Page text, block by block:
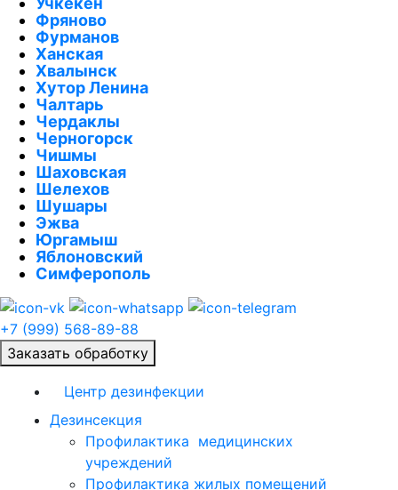
Фряново
Фурманов
Ханская
Хвалынск
Хутор Ленина
Чалтарь
Чердаклы
Черногорск
Чишмы
Шаховская
Шелехов
Шушары
Эжва
Юргамыш
Яблоновский
Симферополь
+7 (999) 568-89-88
Заказать обработку
Центр дезинфекции
Дезинсекция
Профилактика медицинских
учреждений
Профилактика жилых помещений